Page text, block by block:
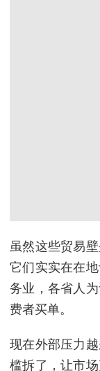
虽然这些贸易
它们实实在在
务业，各省人
费者买单。
现在外部压力
槛拆了，让市